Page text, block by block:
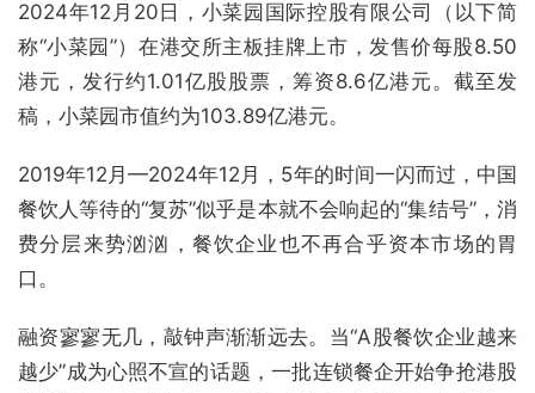
2024年12月20日，小菜园国际控股有限公司（以下简
称“小菜园”）在港交所主板挂牌上市，发售价每股8.50
港元，发行约1.01亿股股票，筹资8.6亿港元。截至发
稿，小菜园市值约为103.89亿港元。
2019年12月—2024年12月，5年的时间一闪而过，中国
餐饮人等待的“复苏”似乎是本就不会响起的“集结号”，消
费分层来势汹汹，餐饮企业也不再合乎资本市场的胃
口。
融资寥寥无几，敲钟声渐渐远去。当“A股餐饮企业越来
越少”成为心照不宣的话题，一批连锁餐企开始争抢港股